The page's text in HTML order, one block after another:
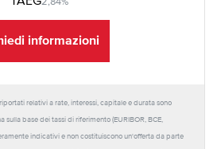
informazioni
relativi a rate, interessi, capitale e durata sono
sulla base dei tassi di riferimento (EURIBOR, BCE,
indicativi e non costituiscono un'offerta da parte